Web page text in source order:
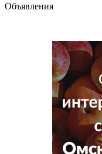
Объявления